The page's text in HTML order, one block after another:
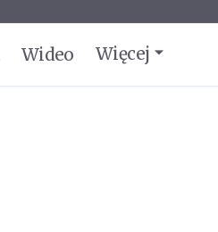
Wideo Więcej